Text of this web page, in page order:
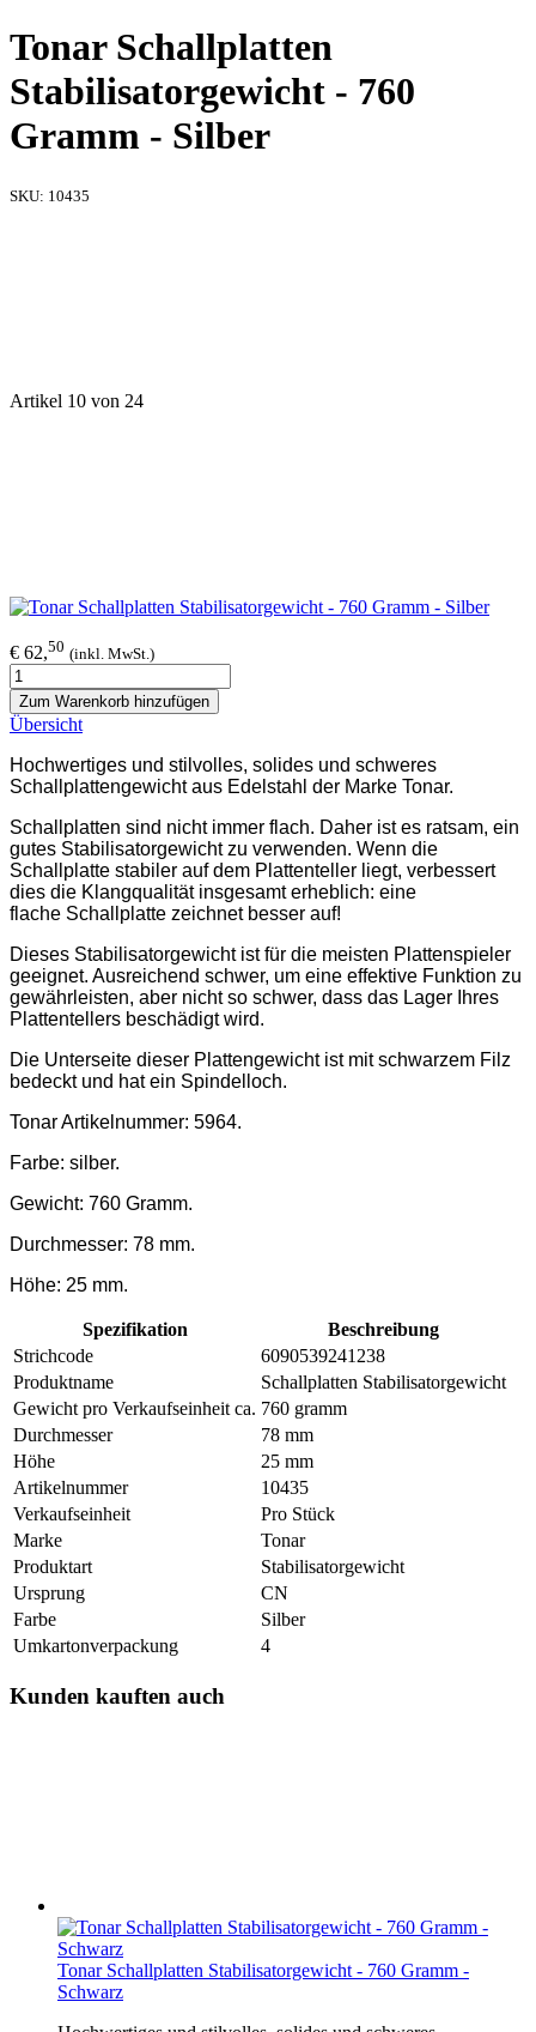
Tonar Schallplatten
Stabilisatorgewicht - 760
Gramm - Silber
SKU: 10435
Artikel 10 von 24
€ 62,50 (inkl. MwSt.)
Zum Warenkorb hinzufügen
Übersicht
Hochwertiges und stilvolles, solides und schweres
Schallplattengewicht aus Edelstahl der Marke Tonar.
Schallplatten sind nicht immer flach. Daher ist es ratsam, ein
gutes Stabilisatorgewicht zu verwenden. Wenn die
Schallplatte stabiler auf dem Plattenteller liegt, verbessert
dies die Klangqualität insgesamt erheblich: eine
flache Schallplatte zeichnet besser auf!
Dieses Stabilisatorgewicht ist für die meisten Plattenspieler
geeignet. Ausreichend schwer, um eine effektive Funktion zu
gewährleisten, aber nicht so schwer, dass das Lager Ihres
Plattentellers beschädigt wird.
Die Unterseite dieser Plattengewicht ist mit schwarzem Filz
bedeckt und hat ein Spindelloch.
Tonar Artikelnummer: 5964.
Farbe: silber.
Gewicht: 760 Gramm.
Durchmesser: 78 mm.
Höhe: 25 mm.
Spezifikation
Beschreibung
Strichcode
6090539241238
Produktname
Schallplatten Stabilisatorgewicht
Gewicht pro Verkaufseinheit ca. 760 gramm
Durchmesser
78 mm
Höhe
25 mm
Artikelnummer
10435
Verkaufseinheit
Pro Stück
Marke
Tonar
Produktart
Stabilisatorgewicht
Ursprung
CN
Farbe
Silber
Umkartonverpackung
4
Kunden kauften auch
Tonar Schallplatten Stabilisatorgewicht - 760 Gramm -
Schwarz